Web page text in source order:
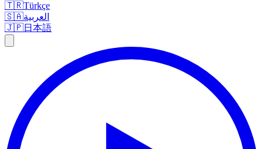
🇹🇷Türkçe
🇸🇦العربية
🇯🇵日本語